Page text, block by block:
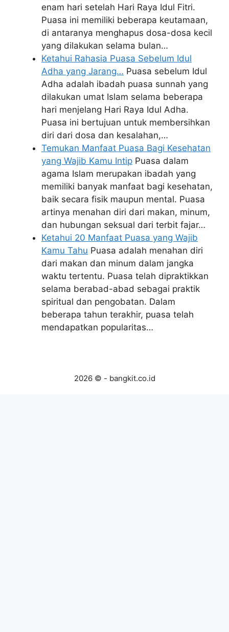
enam hari setelah Hari Raya Idul Fitri.
Puasa ini memiliki beberapa keutamaan,
di antaranya menghapus dosa-dosa kecil
yang dilakukan selama bulan…
Ketahui Rahasia Puasa Sebelum Idul
Adha yang Jarang… Puasa sebelum Idul
Adha adalah ibadah puasa sunnah yang
dilakukan umat Islam selama beberapa
hari menjelang Hari Raya Idul Adha.
Puasa ini bertujuan untuk membersihkan
diri dari dosa dan kesalahan,…
Temukan Manfaat Puasa Bagi Kesehatan
yang Wajib Kamu Intip Puasa dalam
agama Islam merupakan ibadah yang
memiliki banyak manfaat bagi kesehatan,
baik secara fisik maupun mental. Puasa
artinya menahan diri dari makan, minum,
dan hubungan seksual dari terbit fajar…
Ketahui 20 Manfaat Puasa yang Wajib
Kamu Tahu Puasa adalah menahan diri
dari makan dan minum dalam jangka
waktu tertentu. Puasa telah dipraktikkan
selama berabad-abad sebagai praktik
spiritual dan pengobatan. Dalam
beberapa tahun terakhir, puasa telah
mendapatkan popularitas…
2026 © - bangkit.co.id